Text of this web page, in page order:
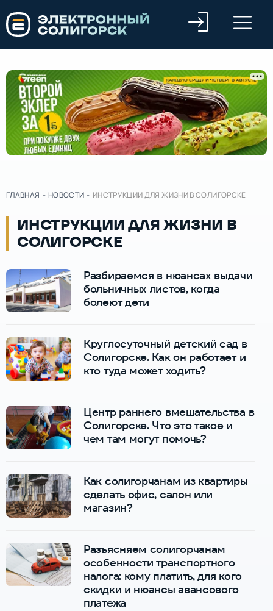
ГЛАВНАЯ - НОВОСТИ - ИНСТРУКЦИИ ДЛЯ ЖИЗНИ В СОЛИГОРСКЕ
ИНСТРУКЦИИ ДЛЯ ЖИЗНИ В
СОЛИГОРСКЕ
Разбираемся в нюансах выдачи
больничных листов, когда
болеют дети
Круглосуточный детский сад в
Солигорске. Как он работает и
кто туда может ходить?
Центр раннего вмешательства в
Солигорске. Что это такое и
чем там могут помочь?
Как солигорчанам из квартиры
сделать офис, салон или
магазин?
Разъясняем солигорчанам
особенности транспортного
налога: кому платить, для кого
скидки и нюансы авансового
платежа